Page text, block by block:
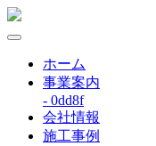
ホーム
事業案内
- 0dd8f
会社情報
施工事例